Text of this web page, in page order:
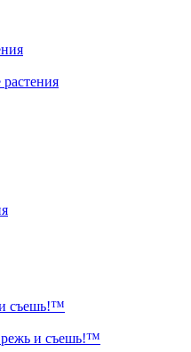
съешь!™
и съешь!™